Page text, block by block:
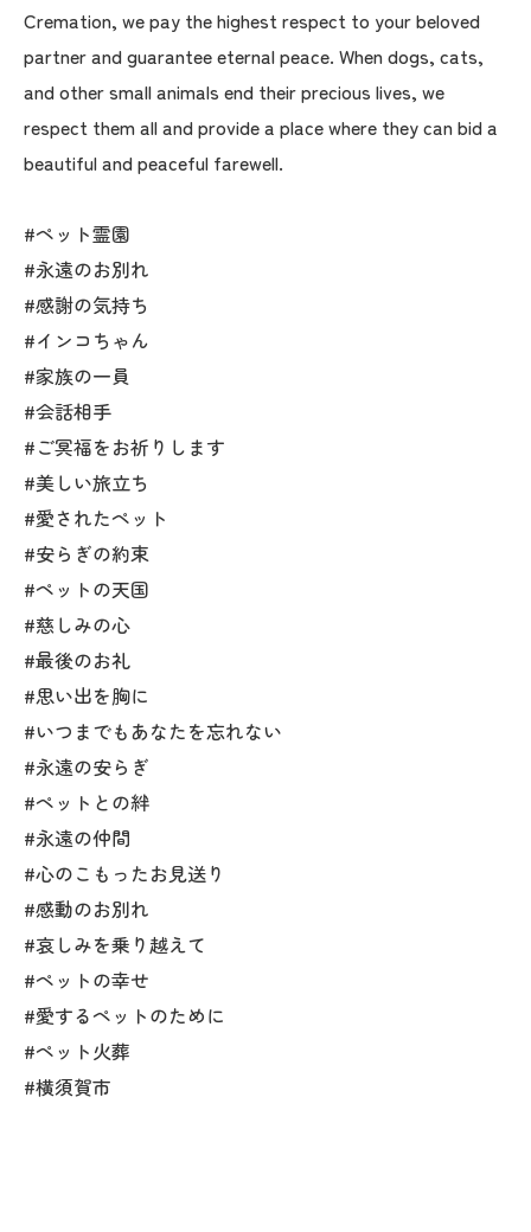
Cremation, we pay the highest respect to your beloved
partner and guarantee eternal peace. When dogs, cats,
and other small animals end their precious lives, we
respect them all and provide a place where they can bid a
beautiful and peaceful farewell.
#ペット霊園
#永遠のお別れ
#感謝の気持ち
#インコちゃん
#家族の一員
#会話相手
#ご冥福をお祈りします
#美しい旅立ち
#愛されたペット
#安らぎの約束
#ペットの天国
#慈しみの心
#最後のお礼
#思い出を胸に
#いつまでもあなたを忘れない
#永遠の安らぎ
#ペットとの絆
#永遠の仲間
#心のこもったお見送り
#感動のお別れ
#哀しみを乗り越えて
#ペットの幸せ
#愛するペットのために
#ペット火葬
#横須賀市